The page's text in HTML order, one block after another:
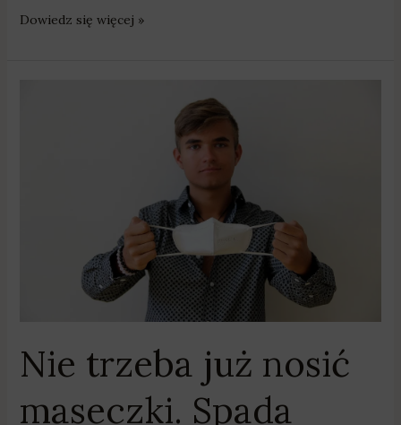
Dowiedz się więcej »
Nie trzeba już nosić
maseczki. Spada